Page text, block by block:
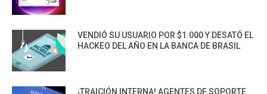
VENDIÓ SU USUARIO POR $1.000 Y DESATÓ EL
HACKEO DEL AÑO EN LA BANCA DE BRASIL
¡TRAICIÓN INTERNA! AGENTES DE SOPORTE